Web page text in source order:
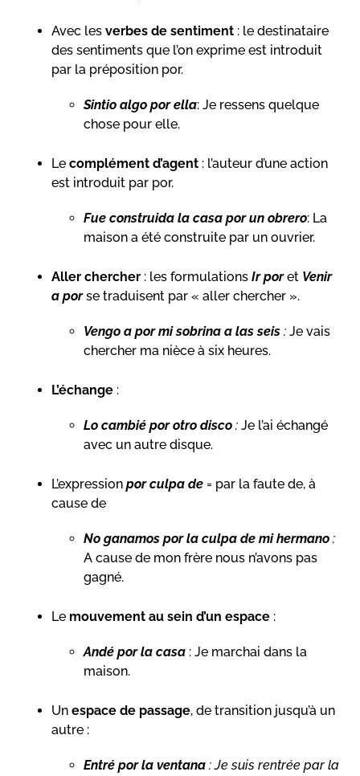
Avec les verbes de sentiment : le destinataire
des sentiments que l’on exprime est introduit
par la préposition por.
Sintio algo por ella: Je ressens quelque
chose pour elle.
Le complément d’agent : l’auteur d’une action
est introduit par por.
Fue construida la casa por un obrero: La
maison a été construite par un ouvrier.
Aller chercher : les formulations Ir por et Venir
a porse traduisent par « aller chercher ».
Vengo a por mi sobrina a las seis : Je vais
chercher ma nièce à six heures.
L’échange :
Lo cambié por otro disco : Je l’ai échangé
avec un autre disque.
L’expression por culpa de = par la faute de, à
cause de
No ganamos por la culpa de mi hermano :
A cause de mon frère nous n’avons pas
gagné.
Le mouvement au sein d’un espace :
Andé por la casa : Je marchai dans la
maison.
Un espace de passage, de transition jusqu’à un
autre :
Entré por la ventana : Je suis rentrée par la